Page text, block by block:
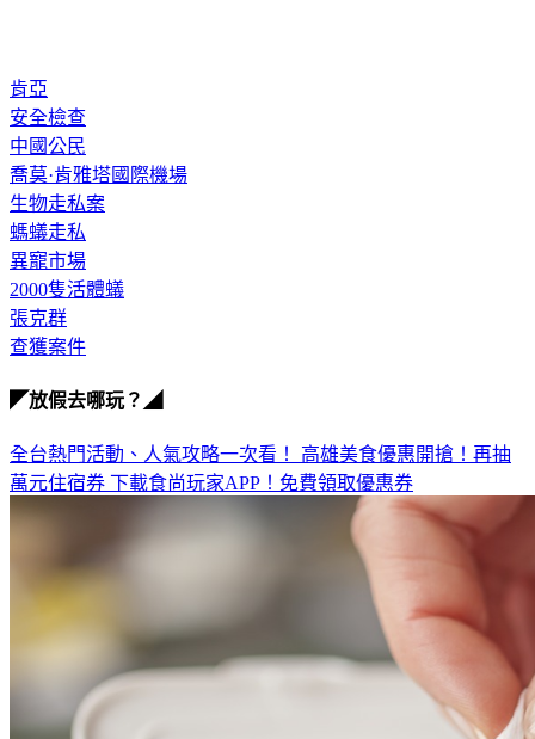
肯亞
安全檢查
中國公民
喬莫·肯雅塔國際機場
生物走私案
螞蟻走私
異寵市場
2000隻活體蟻
張克群
查獲案件
◤放假去哪玩？◢
全台熱門活動、人氣攻略一次看！ 高雄美食優惠開搶！再抽
萬元住宿券 下載食尚玩家APP！免費領取優惠券